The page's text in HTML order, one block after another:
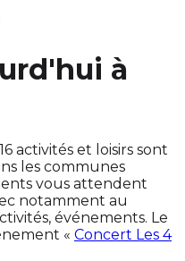
à
activités et loisirs sont
les communes
vous attendent
notamment au
événements. Le
« Concert Les 4